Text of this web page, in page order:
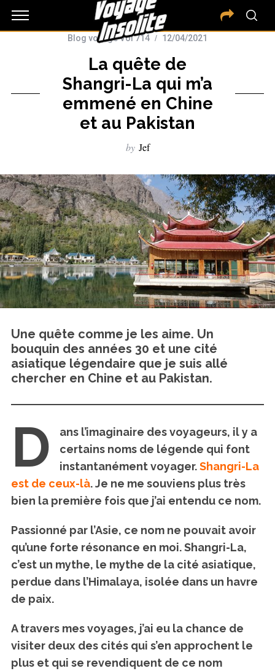
Blog voyage Vol 714 12/04/2021
La quête de
Shangri-La qui m’a
emmené en Chine
et au Pakistan
by Jef
Une quête comme je les aime. Un
bouquin des années 30 et une cité
asiatique légendaire que je suis allé
chercher en Chine et au Pakistan.
D
ans l’imaginaire des voyageurs, il y a
certains noms de légende qui font
instantanément voyager.Shangri-La
est de ceux-là. Je ne me souviens plus très
bien la première fois que j’ai entendu ce nom.
Passionné par l’Asie, ce nom ne pouvait avoir
qu’une forte résonance en moi. Shangri-La,
c’est un mythe, le mythe de la cité asiatique,
perdue dans l’Himalaya, isolée dans un havre
de paix.
A travers mes voyages, j’ai eu la chance de
visiter deux des cités qui s’en approchent le
plus et qui se revendiquent de ce nom